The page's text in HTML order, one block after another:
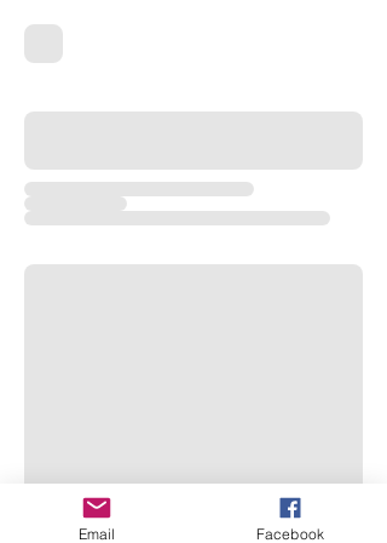
Email Facebook